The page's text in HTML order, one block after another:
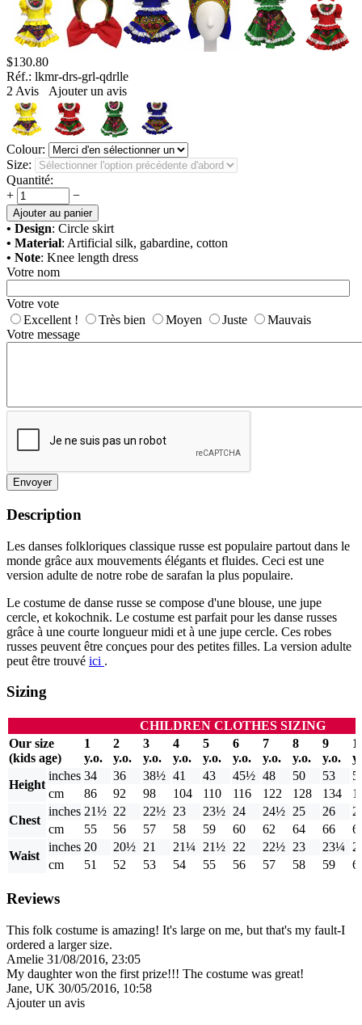
$130.80
Réf.: lkmr-drs-grl-qdrlle
2 Avis Ajouter un avis
Colour:
Size:
Quantité:
+
−
Ajouter au panier
• Design: Circle skirt
• Material: Artificial silk, gabardine, cotton
• Note: Knee length dress
Votre nom
Votre vote
Excellent !
Très bien Moyen Juste
Mauvais
Votre message
Envoyer
Description
Les danses folkloriques classique russe est populaire partout dans le
monde grâce aux mouvements élégants et fluides. Ceci est une
version adulte de notre robe de sarafan la plus populaire.
Le costume de danse russe se compose d'une blouse, une jupe
cercle, et kokochnik. Le costume est parfait pour les danse russes
grâce à une courte longueur midi et à une jupe cercle. Ces robes
russes peuvent être conçues pour des petites filles. La version adulte
peut être trouvé ici .
Sizing
CHILDREN CLOTHES SIZING
Our size
(kids age)
1
y.o.
2
y.o.
3
y.o.
4
y.o.
5
y.o.
6
y.o.
7
y.o.
8
y.o.
9
y.o.
Height
inches 34 36 38½ 41 43 45½ 48 50 53
cm
86 92 98 104 110 116 122 128 134
Chest
inches 21½ 22 22½ 23 23½ 24 24½ 25 26
cm
55 56 57 58 59 60 62 64 66
Waist
inches 20 20½ 21 21¼ 21½ 22 22½ 23 23¼
cm
51 52 53 54 55 56 57 58 59
Reviews
This folk costume is amazing! It's large on me, but that's my fault-I
ordered a larger size.
Amelie 31/08/2016, 23:05
My daughter won the first prize!!! The costume was great!
Jane, UK 30/05/2016, 10:58
Ajouter un avis